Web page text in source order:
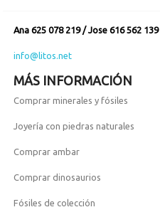
Ana 625 078 219 / Jose 616 562 139
info@litos.net
MÁS INFORMACIÓN
Comprar minerales y fósiles
Joyería con piedras naturales
Comprar ambar
Comprar dinosaurios
Fósiles de colección